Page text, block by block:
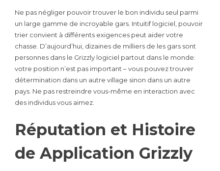
Ne pas négliger pouvoir trouver le bon individu seul parmi
un large gamme de incroyable gars. Intuitif logiciel, pouvoir
trier convient à différents exigences peut aider votre
chasse. D’aujourd’hui, dizaines de milliers de les gars sont
personnes dans le Grizzly logiciel partout dans le monde:
votre position n’est pas important – vous pouvez trouver
détermination dans un autre village sinon dans un autre
pays. Ne pas restreindre vous-même en interaction avec
des individus vous aimez.
Réputation et Histoire
de Application Grizzly